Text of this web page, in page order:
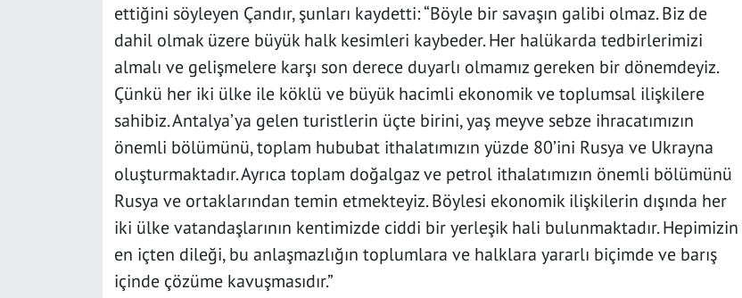
ettiğini söyleyen Çandır, şunları kaydetti: “Böyle bir savaşın galibi olmaz. Biz de
dahil olmak üzere büyük halk kesimleri kaybeder. Her halükarda tedbirlerimizi
almalı ve gelişmelere karşı son derece duyarlı olmamız gereken bir dönemdeyiz.
Çünkü her iki ülke ile köklü ve büyük hacimli ekonomik ve toplumsal ilişkilere
sahibiz. Antalya’ya gelen turistlerin üçte birini, yaş meyve sebze ihracatımızın
önemli bölümünü, toplam hububat ithalatımızın yüzde 80’ini Rusya ve Ukrayna
oluşturmaktadır. Ayrıca toplam doğalgaz ve petrol ithalatımızın önemli bölümünü
Rusya ve ortaklarından temin etmekteyiz. Böylesi ekonomik ilişkilerin dışında her
iki ülke vatandaşlarının kentimizde ciddi bir yerleşik hali bulunmaktadır. Hepimizin
en içten dileği, bu anlaşmazlığın toplumlara ve halklara yararlı biçimde ve barış
içinde çözüme kavuşmasıdır.”